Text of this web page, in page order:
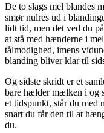
De to slags mel blandes
smør nulres ud i
lidt tid, men det ved du
at stå med hænderne i
tålmodighed, imens
blanding bliver klar til
Og sidste skridt er et
bare hælder mælken i og
et tidspunkt, står du med
snart du får den til at
du.